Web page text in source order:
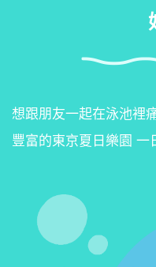
玩樂
常
使用
想跟朋友一起在泳池裡
豐富的東京夏日樂園 一